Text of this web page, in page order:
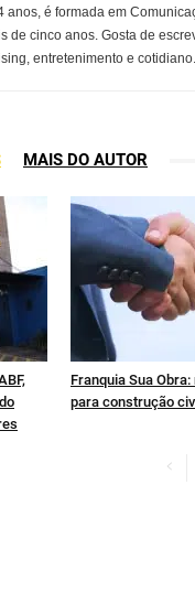
anos, é formada em
de cinco anos. Gosta de
entretenimento e cotidiano.
MAIS DO AUTOR
Franquia Sua
para construção